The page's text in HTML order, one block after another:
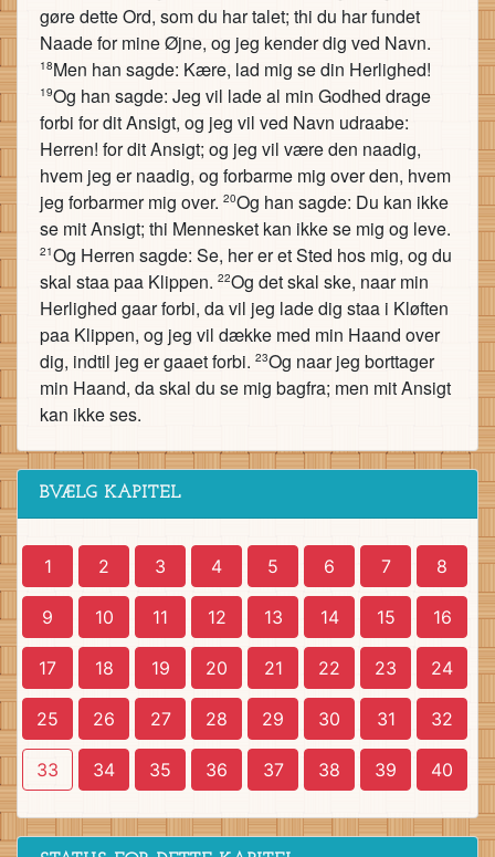
gøre dette Ord, som du har talet; thi du har fundet
Naade for mine Øjne, og jeg kender dig ved Navn.
18Men han sagde: Kære, lad mig se din Herlighed!
19Og han sagde: Jeg vil lade al min Godhed drage
forbi for dit Ansigt, og jeg vil ved Navn udraabe:
Herren! for dit Ansigt; og jeg vil være den naadig,
hvem jeg er naadig, og forbarme mig over den, hvem
jeg forbarmer mig over. 20Og han sagde: Du kan ikke
se mit Ansigt; thi Mennesket kan ikke se mig og leve.
21Og Herren sagde: Se, her er et Sted hos mig, og du
skal staa paa Klippen. 22Og det skal ske, naar min
Herlighed gaar forbi, da vil jeg lade dig staa i Kløften
paa Klippen, og jeg vil dække med min Haand over
dig, indtil jeg er gaaet forbi. 23Og naar jeg borttager
min Haand, da skal du se mig bagfra; men mit Ansigt
kan ikke ses.
BVÆLG KAPITEL
1 2 3 4 5 6 7 8
9 10 11 12 13 14 15 16
17 18 19 20 21 22 23 24
25 26 27 28 29 30 31 32
33 34 35 36 37 38 39 40